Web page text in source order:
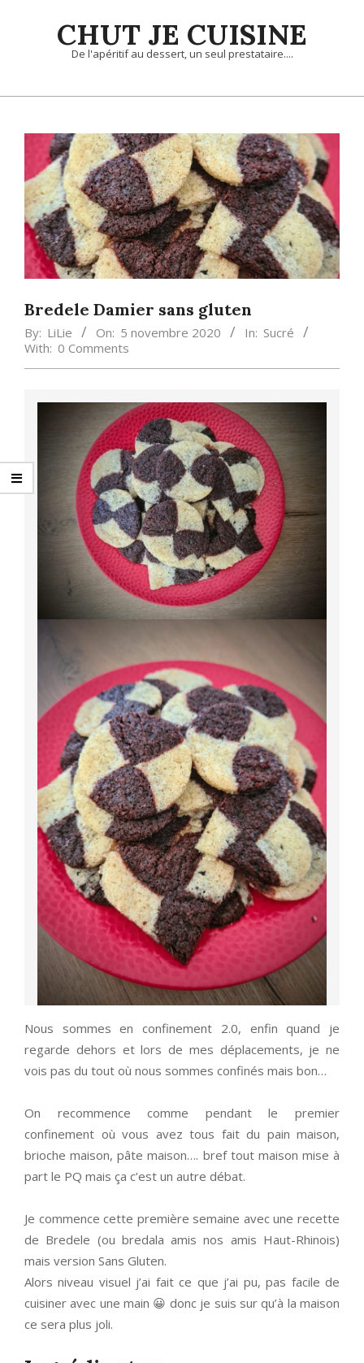
CHUT JE CUISINE
De l'apéritif au dessert, un seul prestataire....
Primary
Bredele Damier sans gluten
By: LiLie On: 5 novembre 2020 In: Sucré
With: 0 Comments
Nous sommes en confinement 2.0, enfin quand je
regarde dehors et lors de mes déplacements, je ne
vois pas du tout où nous sommes confinés mais bon…
On recommence comme pendant le premier
confinement où vous avez tous fait du pain maison,
brioche maison, pâte maison…. bref tout maison mise à
part le PQ mais ça c’est un autre débat.
Je commence cette première semaine avec une recette
de Bredele (ou bredala amis nos amis Haut-Rhinois)
mais version Sans Gluten.
Alors niveau visuel j’ai fait ce que j’ai pu, pas facile de
cuisiner avec une main 😀 donc je suis sur qu’à la maison
ce sera plus joli.